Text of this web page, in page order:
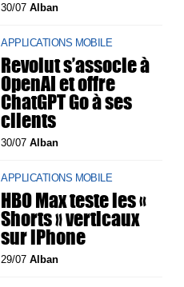
30/07Alban
APPLICATIONS MOBILE
Revolut s’associe à
OpenAI et offre
ChatGPT Go à ses
clients
30/07Alban
APPLICATIONS MOBILE
HBO Max teste les «
Shorts » verticaux
sur iPhone
29/07Alban